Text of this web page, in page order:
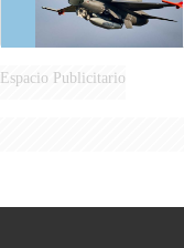
Espacio Publicitario